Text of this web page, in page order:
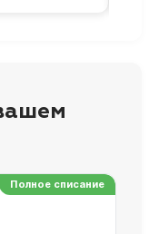
Полное списание